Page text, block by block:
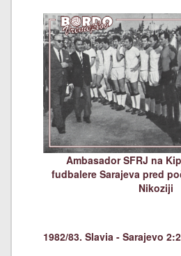
Ambasador SFRJ na
fudbalere Sarajeva pred
Nikoziji
1982/83. Slavia - Sarajevo 2:2